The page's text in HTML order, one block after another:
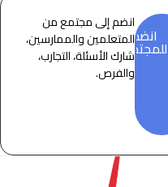
انضم
للمجتمع
انضم إلى مجتمع من
المتعلمين والممارسين،
شارك الأسئلة، التجارب،
والفرص.